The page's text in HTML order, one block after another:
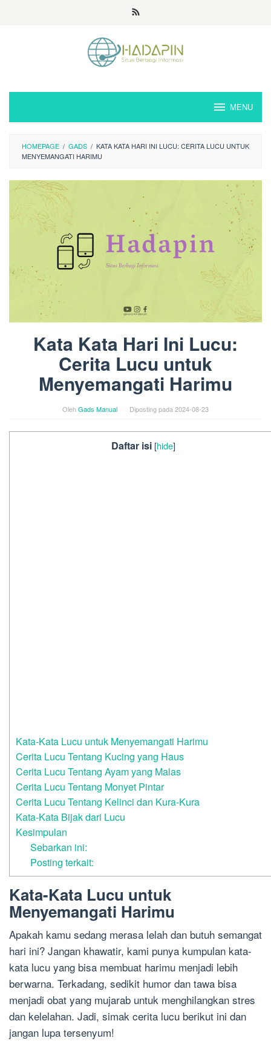
MENU
HOMEPAGE / GADS / KATA KATA HARI INI LUCU: CERITA LUCU UNTUK
MENYEMANGATI HARIMU
Kata Kata Hari Ini Lucu:
Cerita Lucu untuk
Menyemangati Harimu
OlehGads Manual Diposting pada 2024-08-23
Daftar isi [hide]
Kata-Kata Lucu untuk Menyemangati Harimu
Cerita Lucu Tentang Kucing yang Haus
Cerita Lucu Tentang Ayam yang Malas
Cerita Lucu Tentang Monyet Pintar
Cerita Lucu Tentang Kelinci dan Kura-Kura
Kata-Kata Bijak dari Lucu
Kesimpulan
Sebarkan ini:
Posting terkait:
Kata-Kata Lucu untuk
Menyemangati Harimu
Apakah kamu sedang merasa lelah dan butuh semangat
hari ini? Jangan khawatir, kami punya kumpulan kata-
kata lucu yang bisa membuat harimu menjadi lebih
berwarna. Terkadang, sedikit humor dan tawa bisa
menjadi obat yang mujarab untuk menghilangkan stres
dan kelelahan. Jadi, simak cerita lucu berikut ini dan
jangan lupa tersenyum!